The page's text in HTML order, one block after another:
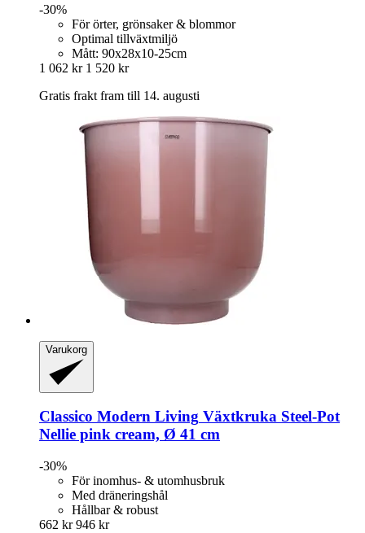
-30%
För örter, grönsaker & blommor
Optimal tillväxtmiljö
Mått: 90x28x10-25cm
1 062 kr 1 520 kr
Gratis frakt fram till 14. augusti
Varukorg
Classico Modern Living Växtkruka Steel-​Pot
Nellie pink cream, Ø 41 cm
-30%
För inomhus- & utomhusbruk
Med dräneringshål
Hållbar & robust
662 kr 946 kr